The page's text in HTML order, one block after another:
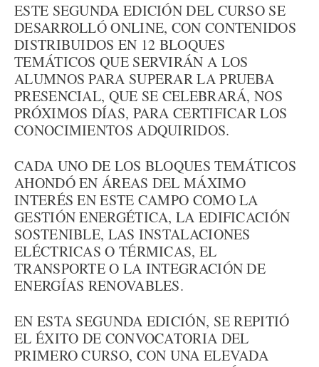
ESTE SEGUNDA EDICIÓN DEL CURSO SE
DESARROLLÓ ONLINE, CON CONTENIDOS
DISTRIBUIDOS EN 12 BLOQUES
TEMÁTICOS QUE SERVIRÁN A LOS
ALUMNOS PARA SUPERAR LA PRUEBA
PRESENCIAL, QUE SE CELEBRARÁ, NOS
PRÓXIMOS DÍAS, PARA CERTIFICAR LOS
CONOCIMIENTOS ADQUIRIDOS.
CADA UNO DE LOS BLOQUES TEMÁTICOS
AHONDÓ EN ÁREAS DEL MÁXIMO
INTERÉS EN ESTE CAMPO COMO LA
GESTIÓN ENERGÉTICA, LA EDIFICACIÓN
SOSTENIBLE, LAS INSTALACIONES
ELÉCTRICAS O TÉRMICAS, EL
TRANSPORTE O LA INTEGRACIÓN DE
ENERGÍAS RENOVABLES.
EN ESTA SEGUNDA EDICIÓN, SE REPITIÓ
EL ÉXITO DE CONVOCATORIA DEL
PRIMERO CURSO, CON UNA ELEVADA